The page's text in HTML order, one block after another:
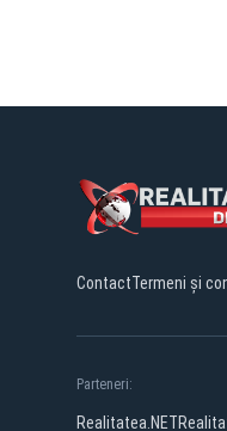
ContactTermeni și
Parteneri:
Realitatea.NET